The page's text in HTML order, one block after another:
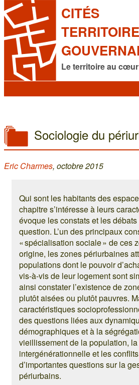
CITÉS
Le territoire au
Sociologie du
Eric Charmes, octobre 2015
Qui sont les habitants des
chapitre s’intéresse à leurs
évoque les constats et les
question. L’un des principaux
« spécialisation sociale » de ces
origine, les zones périurbaines
populations dont le pouvoir
vis-à-vis de leur logement sont
ainsi constater l’existence de
plutôt aisées ou plutôt pauvres.
caractéristiques
des questions liées aux
démographiques et à la
vieillissement de la population,
intergénérationnelle et les
d’importantes questions sur la
périurbains.